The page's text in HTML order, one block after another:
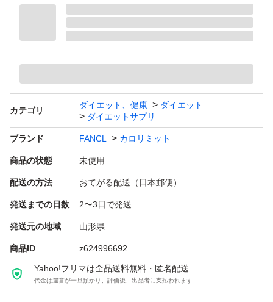
カテゴリ
ダイエット、健康
ダイエット
ダイエットサプリ
ブランド FANCL カロリミット
商品の状態 未使用
配送の方法 おてがる配送（日本郵便）
発送までの日数 2〜3日で発送
発送元の地域 山形県
商品ID z624996692
Yahoo!フリマは全品送料無料・匿名配送
代金は運営が一旦預かり、評価後、出品者に支払われます